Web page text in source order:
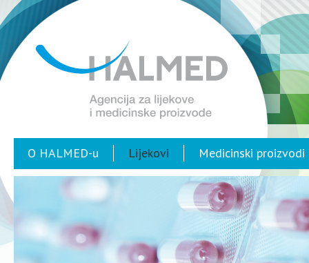
O HALMED-u Lijekovi Medicinski proizvodi